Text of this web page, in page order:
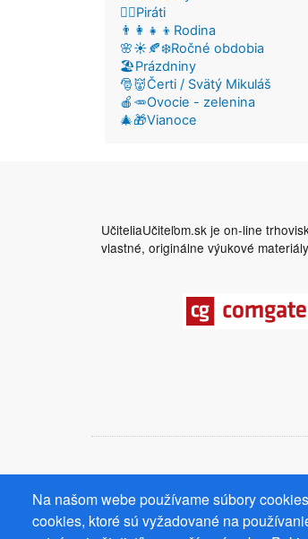
🏴‍☠️Piráti
👨‍👩‍👧‍👦Rodina
🌸☀️🍂❄️Ročné obdobia
🏖️Prázdniny
🎅👹Čerti / Svätý Mikuláš
🍎🥕Ovocie - zelenina
🎄🎁Vianoce
UčiteliaUčiteľom.sk je on-line
vlastné, originálne výukové
Na našom webe používame súbory
cookies, ktoré sú vyžadované na